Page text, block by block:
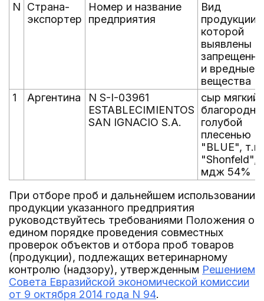
N
Страна-
экспортер
Номер и название
предприятия
Вид
продукции,
которой
выявлены
и вредные
вещества
1
Аргентина
N S-I-03961
ESTABLECIMIENTOS
SAN IGNACIO S.A.
сыр мягкий
голубой
плесенью
"BLUE", т.м.
"Shonfeld",
мдж 54%
При отборе проб и дальнейшем использовании
продукции указанного предприятия
руководствуйтесь требованиями Положения о
едином порядке проведения совместных
проверок объектов и отбора проб товаров
(продукции), подлежащих ветеринарному
контролю (надзору), утвержденным Решением
Совета Евразийской экономической комиссии
от 9 октября 2014 года N 94.